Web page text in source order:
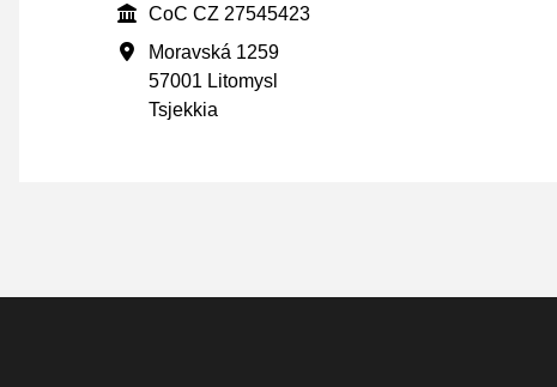
CoC
CoC CZ 27545423
Forretningsadresse
Moravská 1259
57001 Litomysl
Tsjekkia